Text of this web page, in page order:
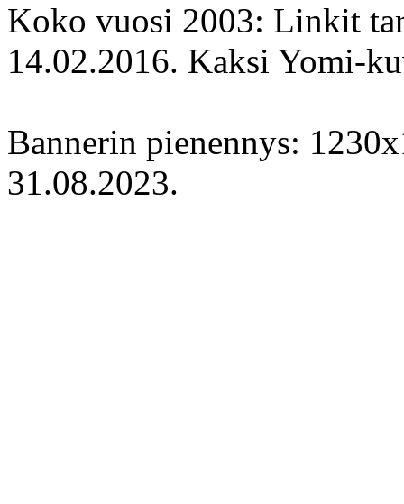
Koko vuosi 2003: Linkit
14.02.2016. Kaksi Yomi-
Bannerin pienennys:
31.08.2023.